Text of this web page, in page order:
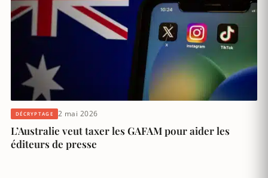
DÉCRYPTAGE 2 mai 2026
L’Australie veut taxer les GAFAM pour aider les
éditeurs de presse